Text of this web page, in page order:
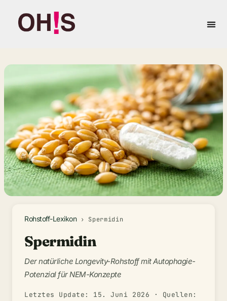
springen
Rohstoff-Lexikon› Spermidin
Spermidin
Der natürliche Longevity-Rohstoff mit Autophagie-
Potenzial für NEM-Konzepte
Letztes Update: 15. Juni 2026 · Quellen: